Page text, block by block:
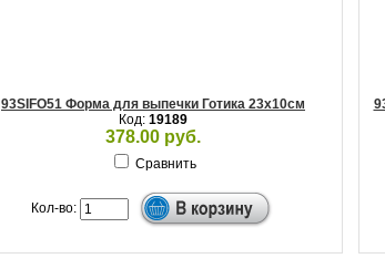
93SIFO51 Форма для выпечки Готика 23х10см
Код: 19189
378.00 руб.
Сравнить
Кол-во: